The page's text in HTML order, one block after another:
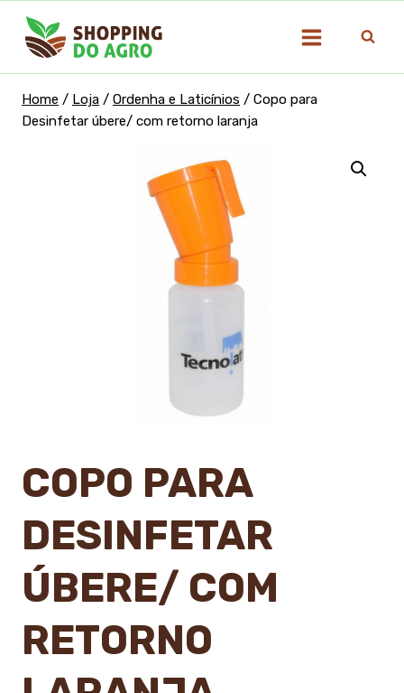
para
Home / Loja / Ordenha e Laticínios / Copo para
Desinfetar úbere/ com retorno laranja
COPO PARA
DESINFETAR
ÚBERE/ COM
RETORNO